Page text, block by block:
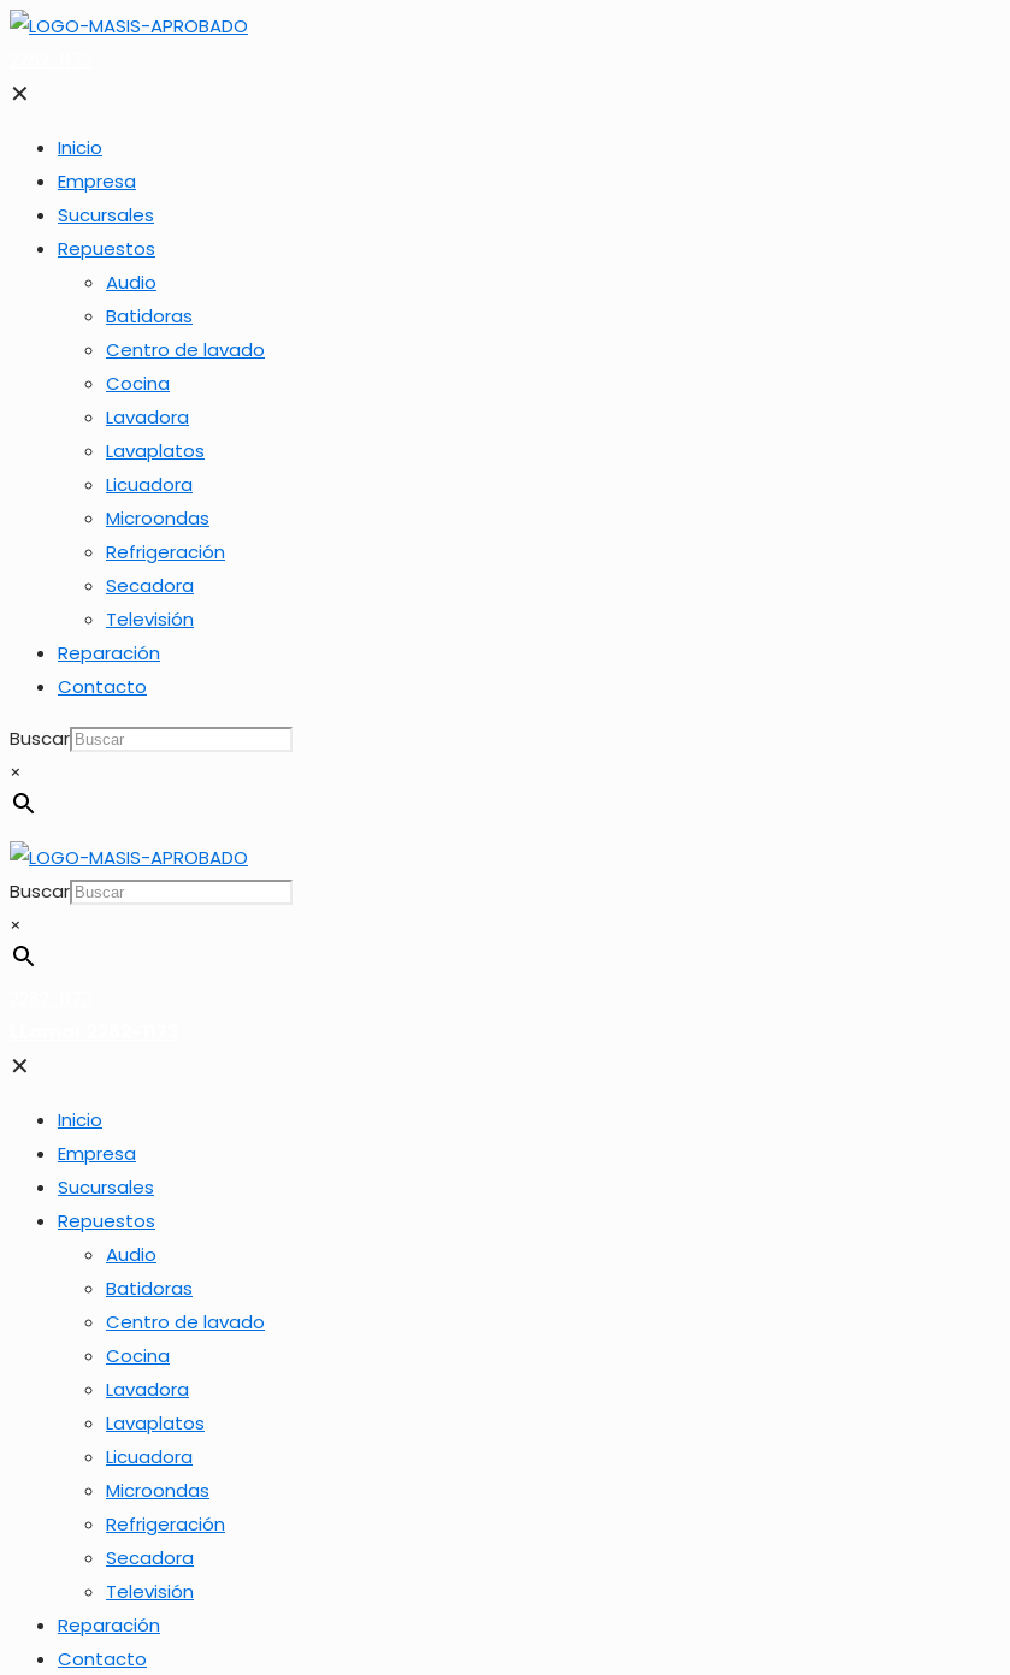
✕
Inicio
Empresa
Sucursales
Repuestos
Audio
Batidoras
Centro de lavado
Cocina
Lavadora
Lavaplatos
Licuadora
Microondas
Refrigeración
Secadora
Televisión
Reparación
Contacto
Buscar
×
Buscar
×
✕
Inicio
Empresa
Sucursales
Repuestos
Audio
Batidoras
Centro de lavado
Cocina
Lavadora
Lavaplatos
Licuadora
Microondas
Refrigeración
Secadora
Televisión
Reparación
Contacto